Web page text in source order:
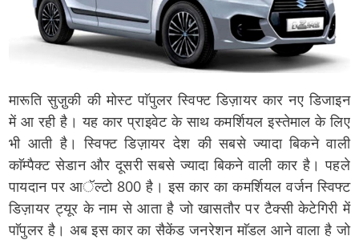
मारूति सुजु़की की मोस्ट पाॅपुलर स्विफ्ट डिज़ायर कार नए डिजाइन
में आ रही है। यह कार प्राइवेट के साथ कमर्शियल इस्तेमाल के लिए
भी आती है। स्विफ्ट डिज़ायर देश की सबसे ज्यादा बिकने वाली
काॅम्पैक्ट सेडान और दूसरी सबसे ज्यादा बिकने वाली कार है। पहले
पायदान पर आॅल्टो 800 है। इस कार का कमर्शियल वर्जन स्विफ्ट
डिज़ायर ट्यूर के नाम से आता है जो खासतौर पर टैक्सी केटेगिरी में
पाॅपुलर है। अब इस कार का सैकेंड जनरेशन माॅडल आने वाला है जो